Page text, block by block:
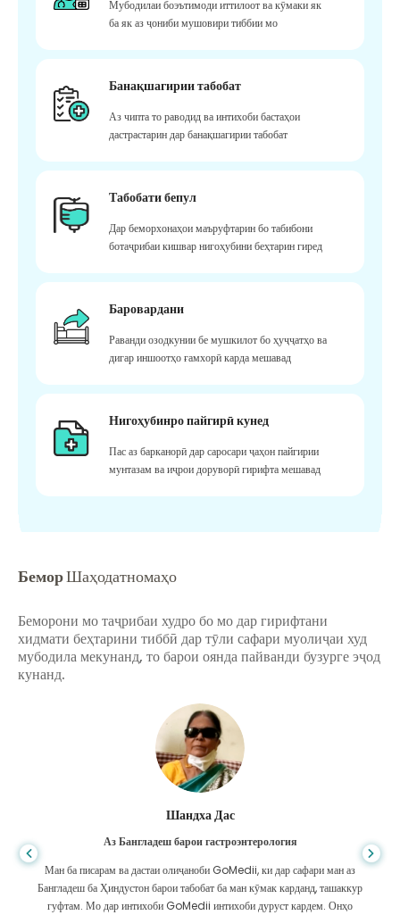
Мубодилаи боэътимоди иттилоот ва кӯмаки як
ба як аз ҷониби мушовири тиббии мо
Банақшагирии табобат
Аз чипта то раводид ва интихоби бастаҳои
дастрастарин дар банақшагирии табобат
Табобати бепул
Дар беморхонаҳои маъруфтарин бо табибони
ботаҷрибаи кишвар нигоҳубини беҳтарин гиред
Баровардани
Раванди озодкунии бе мушкилот бо ҳуҷҷатҳо ва
дигар иншоотҳо ғамхорӣ карда мешавад
Нигоҳубинро пайгирӣ кунед
Пас аз барканорӣ дар саросари ҷаҳон пайгирии
мунтазам ва иҷрои доруворӣ гирифта мешавад
БеморШаҳодатномаҳо
Беморони мо таҷрибаи худро бо мо дар гирифтани
хидмати беҳтарини тиббӣ дар тӯли сафари муолиҷаи худ
мубодила мекунанд, то барои оянда пайванди бузурге эҷод
кунанд.
Шандха Дас
Аз Бангладеш барои гастроэнтерология
Ман ба писарам ва дастаи олиҷаноби GoMedii, ки дар сафари ман аз
Бангладеш ба Ҳиндустон барои табобат ба ман кӯмак карданд, ташаккур
гуфтам. Мо дар интихоби GoMedii интихоби дуруст кардем. Онҳо